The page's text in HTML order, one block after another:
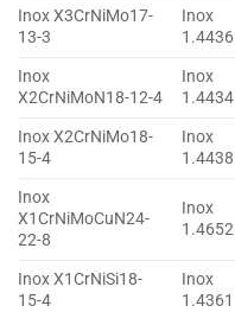
Inox X3CrNiMo17-
13-3
Inox
1.4436
Inox
X2CrNiMoN18-12-4
Inox
1.4434
Inox X2CrNiMo18-
15-4
Inox
1.4438
Inox
X1CrNiMoCuN24-
22-8
Inox
1.4652
Inox X1CrNiSi18-
15-4
Inox
1.4361